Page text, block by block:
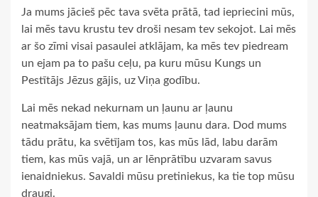
Ja mums jācieš pēc tava svēta prātā, tad iepriecini mūs,
lai mēs tavu krustu tev droši nesam tev sekojot. Lai mēs
ar šo zīmi visai pasaulei atklājam, ka mēs tev piedream
un ejam pa to pašu ceļu, pa kuru mūsu Kungs un
Pestītājs Jēzus gājis, uz Viņa godību.
Lai mēs nekad nekurnam un ļaunu ar ļaunu
neatmaksājam tiem, kas mums ļaunu dara. Dod mums
tādu prātu, ka svētījam tos, kas mūs lād, labu darām
tiem, kas mūs vajā, un ar lēnprātību uzvaram savus
ienaidniekus. Savaldi mūsu pretiniekus, ka tie top mūsu
draugi.